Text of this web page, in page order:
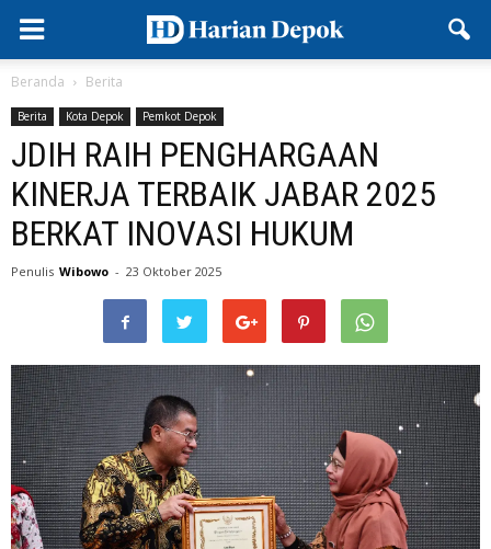
Beranda Berita
Berita Kota Depok Pemkot Depok
JDIH RAIH PENGHARGAAN
KINERJA TERBAIK JABAR 2025
BERKAT INOVASI HUKUM
Penulis Wibowo - 23 Oktober 2025